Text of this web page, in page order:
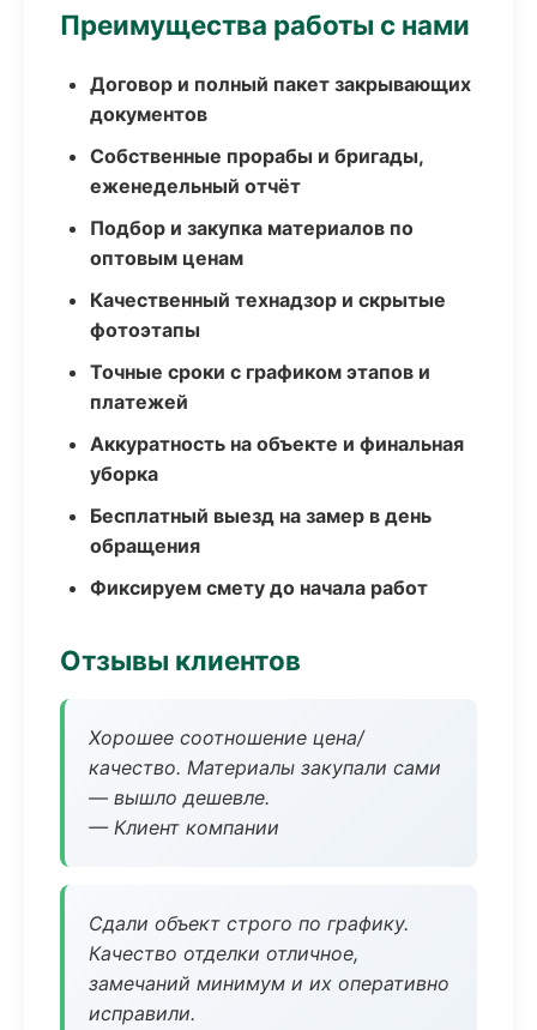
Преимущества работы с нами
Договор и полный пакет закрывающих
документов
Собственные прорабы и бригады,
еженедельный отчёт
Подбор и закупка материалов по
оптовым ценам
Качественный технадзор и скрытые
фотоэтапы
Точные сроки с графиком этапов и
платежей
Аккуратность на объекте и финальная
уборка
Бесплатный выезд на замер в день
обращения
Фиксируем смету до начала работ
Отзывы клиентов
Хорошее соотношение цена/
качество. Материалы закупали сами
— вышло дешевле.
— Клиент компании
Сдали объект строго по графику.
Качество отделки отличное,
замечаний минимум и их оперативно
исправили.